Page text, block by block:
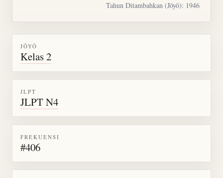
Tahun Ditambahkan (Jōyō): 1946
JŌYŌ
Kelas 2
JLPT
JLPT N4
FREKUENSI
#406